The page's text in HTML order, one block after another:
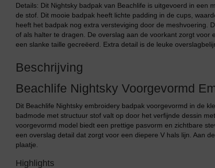
Details: Dit Nightsky badpak van Beachlife is uitgevoerd in een
de stof. Dit mooie badpak heeft lichte padding in de cups,
heeft het badpak nog extra versteviging door de meshvoering.
of als halter te dragen. De overslag aan de voorkant zorgt
een slanke taille gecreëerd. Extra detail is de leuke
Beschrijving
Beachlife Nightsky Voorgevormd
Dit Beachlife Nightsky embroidery badpak voorgevormd in de
badmode met structuur stof valt op door het verfijnde dessin
voorgevormd model biedt een prettige pasvorm en zichtbare
een overslag detail dat zorgt voor een diepere V hals lijn. Aan
plaatje.
Highlights